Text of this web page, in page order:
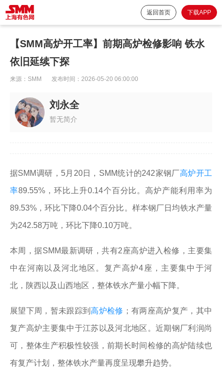
返回首页 下载APP
【SMM高炉开工率】前期高炉检修影响 铁水
依旧延续下探
来源： SMM 发布时间： 2026-05-20 06:00:00
刘永全
暂无简介
据SMM调研，5月20日，SMM统计的242家钢厂高炉开工
率89.55%，环比上升0.14个百分比。高炉产能利用率为
89.53%，环比下降0.04个百分比。样本钢厂日均铁水产量
为242.58万吨，环比下降0.10万吨。
本周，据SMM最新调研，共有2座高炉进入检修，主要集
中在河南以及河北地区。复产高炉4座，主要集中于河
北，陕西以及山西地区，整体铁水产量小幅下降。
展望下周，暂未跟踪到高炉检修 ；有两座高炉复产，其中
复产高炉主要集中于江苏以及河北地区。近期钢厂利润尚
可，整体生产积极性较强，前期长时间检修的高炉陆续也
有复产计划，整体铁水产量再度呈现攀升趋势。